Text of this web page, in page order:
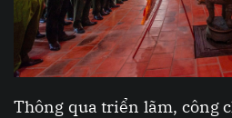
Thông qua triển lãm, công